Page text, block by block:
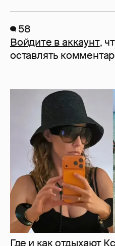
58
Войдите в аккаунт,
оставлять
Где и как отдыхают